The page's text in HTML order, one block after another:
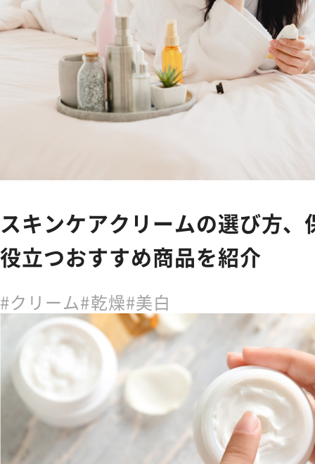
スキンケアクリームの選び方
役立つおすすめ商品を紹介
クリーム 乾燥 美白